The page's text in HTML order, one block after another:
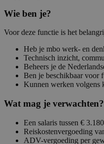
Wie ben je?
Voor deze functie is het
Heb je mbo werk- en
Technisch inzicht,
Beheers je de
Ben je beschikbaar voor
Kunnen werken volgens
Wat mag je verwachten?
Een salaris tussen €
Reiskostenvergoeding
ADV-vergoeding per